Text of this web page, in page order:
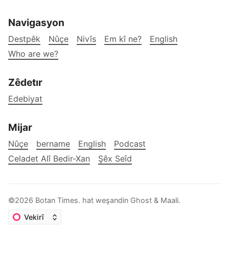
Navigasyon
Destpêk Nûçe Nivîs Em kî ne?
English
Who are we?
Zêdetır
Edebiyat
Mijar
Nûçe bername English
Podcast
Celadet Alî Bedir-Xan
Şêx Seîd
©2026 Botan Times. hat weşandin Ghost & Maali.